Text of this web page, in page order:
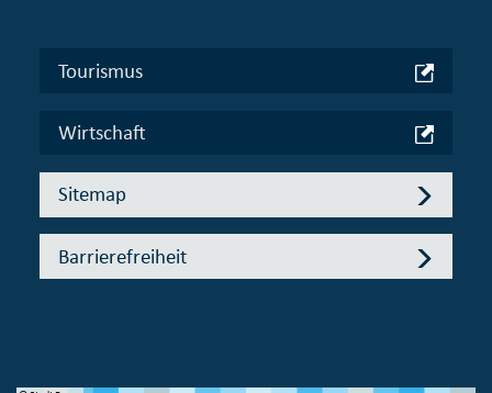
Tourismus
Wirtschaft
Sitemap
Barrierefreiheit